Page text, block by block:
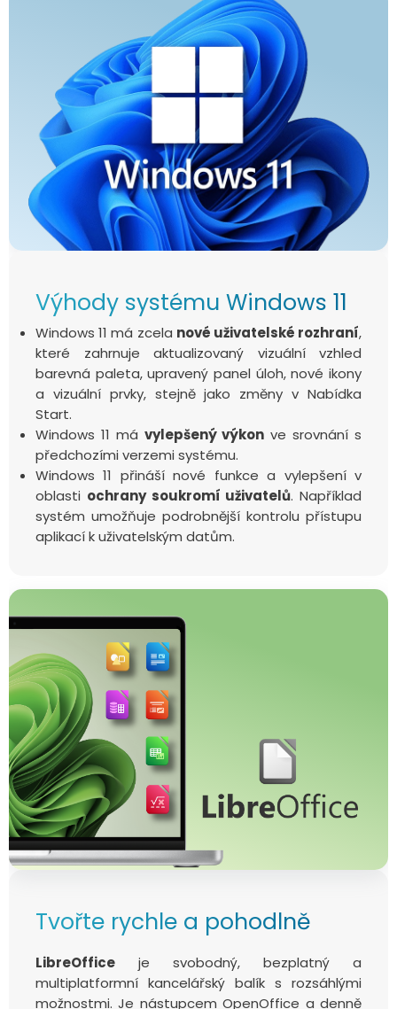
Výhody systému Windows 11
Windows 11 má zcela nové uživatelské rozhraní,
které zahrnuje aktualizovaný vizuální vzhled
barevná paleta, upravený panel úloh, nové ikony
a vizuální prvky, stejně jako změny v Nabídka
Start.
Windows 11 má vylepšený výkon ve srovnání s
předchozími verzemi systému.
Windows 11 přináší nové funkce a vylepšení v
oblasti ochrany soukromí uživatelů. Například
systém umožňuje podrobnější kontrolu přístupu
aplikací k uživatelským datům.
Tvořte rychle a pohodlně
LibreOffice je svobodný, bezplatný a
multiplatformní kancelářský balík s rozsáhlými
možnostmi. Je nástupcem OpenOffice a denně